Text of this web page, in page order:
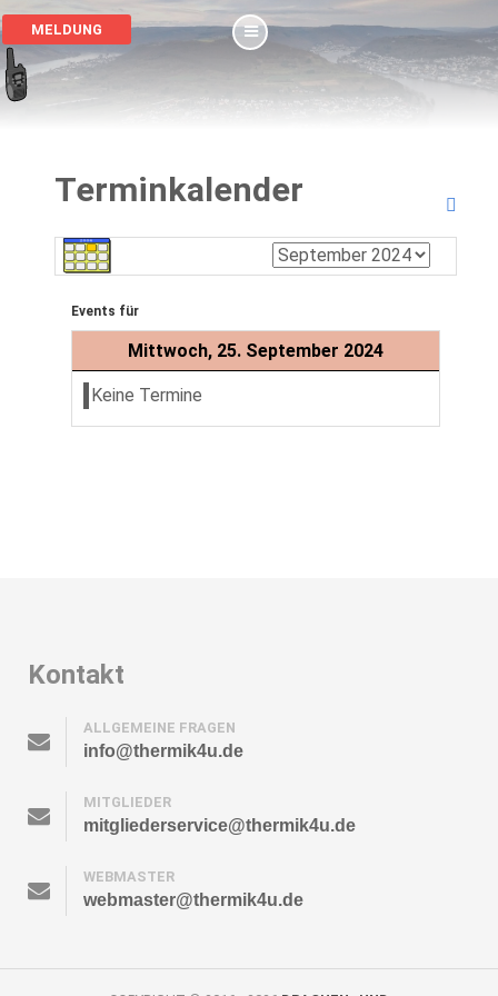
MELDUNG
Terminkalender
Events für
Mittwoch, 25. September 2024
Keine Termine
Kontakt
ALLGEMEINE FRAGEN
info@thermik4u.de
MITGLIEDER
mitgliederservice@thermik4u.de
WEBMASTER
webmaster@thermik4u.de